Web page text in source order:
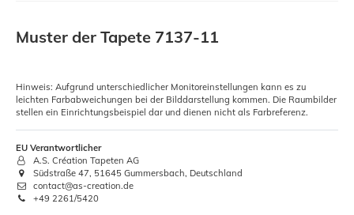
Muster der Tapete 7137-11
Hinweis: Aufgrund unterschiedlicher Monitoreinstellungen kann es zu
leichten Farbabweichungen bei der Bilddarstellung kommen. Die Raumbilder
stellen ein Einrichtungsbeispiel dar und dienen nicht als Farbreferenz.
EU Verantwortlicher
A.S. Création Tapeten AG
Südstraße 47, 51645 Gummersbach, Deutschland
contact@as-creation.de
+49 2261/5420